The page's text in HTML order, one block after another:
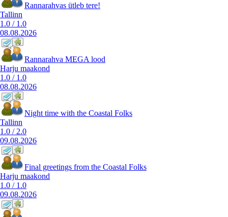
Rannarahvas ütleb tere!
Tallinn
1.0 / 1.0
08.08.2026
Rannarahva MEGA lood
Harju maakond
1.0 / 1.0
08.08.2026
Night time with the Coastal Folks
Tallinn
1.0 / 2.0
09.08.2026
Final greetings from the Coastal Folks
Harju maakond
1.0 / 1.0
09.08.2026